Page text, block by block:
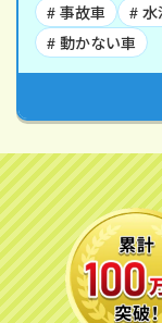
# 事故車
# 水
# 動かない車